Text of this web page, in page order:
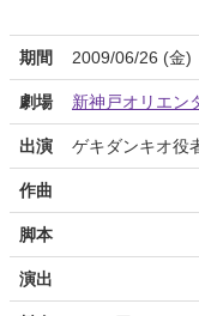
期間 2009/06/26 (金)
劇場 新神戸オリエン
出演 ゲキダンキオ役
作曲
脚本
演出